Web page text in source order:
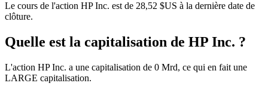
Le cours de l'action HP Inc. est de 28,52 $US à la dernière date de
clôture.
Quelle est la capitalisation de HP Inc. ?
L'action HP Inc. a une capitalisation de 0 Mrd, ce qui en fait une
LARGE capitalisation.